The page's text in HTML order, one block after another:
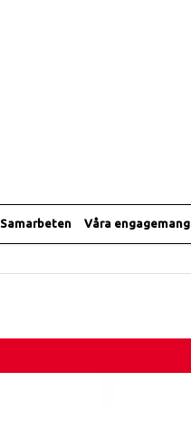
Samarbeten Våra engagemang